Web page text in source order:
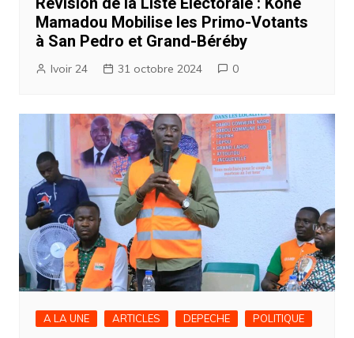
Mamadou Mobilise les Primo-Votants
à San Pedro et Grand-Béréby
Ivoir 24 31 octobre 2024 0
A LA UNE ARTICLES DEPECHE POLITIQUE